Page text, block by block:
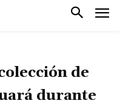
de
durante